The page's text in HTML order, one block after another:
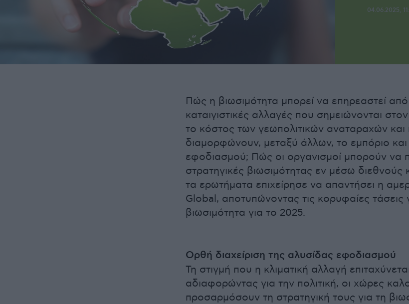
04.06.2025,
Πώς η βιωσιμότητα μπορεί να επηρεαστεί από
καταιγιστικές αλλαγές που σημειώνονται
το κόστος των γεωπολιτικών αναταραχών
διαμορφώνουν, μεταξύ άλλων, το εμπόριο και
εφοδιασμού; Πώς οι οργανισμοί μπορούν
στρατηγικές βιωσιμότητας εν μέσω διεθνούς
τα ερωτήματα επιχείρησε να απαντήσει η
Global, αποτυπώνοντας τις κορυφαίες τάσεις
βιωσιμότητα για το 2025.
Ορθή διαχείριση της αλυσίδας εφοδιασμού
Τη στιγμή που η κλιματική αλλαγή
αδιαφορώντας για την πολιτική, οι χώρες
προσαρμόσουν τη στρατηγική τους για τη